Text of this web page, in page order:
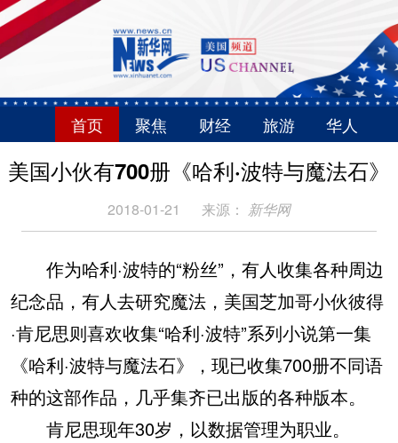
首页 聚焦 财经 旅游 华人
美国小伙有700册《哈利·波特与魔法石》
2018-01-21 来源： 新华网
作为哈利·波特的“粉丝”，有人收集各种周边
纪念品，有人去研究魔法，美国芝加哥小伙彼得
·肯尼思则喜欢收集“哈利·波特”系列小说第一集
《哈利·波特与魔法石》，现已收集700册不同语
种的这部作品，几乎集齐已出版的各种版本。
肯尼思现年30岁，以数据管理为职业。